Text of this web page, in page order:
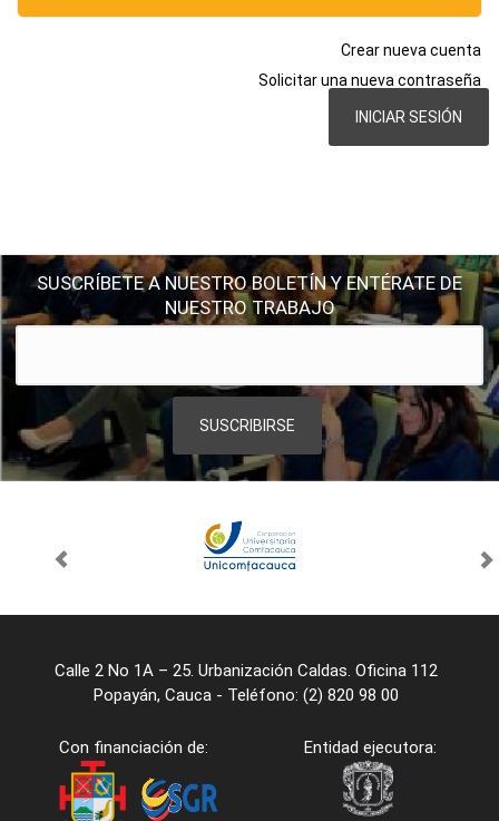
Crear nueva cuenta
Solicitar una nueva contraseña
SUSCRÍBETE A NUESTRO BOLETÍN Y ENTÉRATE DE
NUESTRO TRABAJO
Calle 2 No 1A – 25. Urbanización Caldas. Oficina 112
Popayán, Cauca - Teléfono: (2) 820 98 00
Con financiación de: Entidad ejecutora: